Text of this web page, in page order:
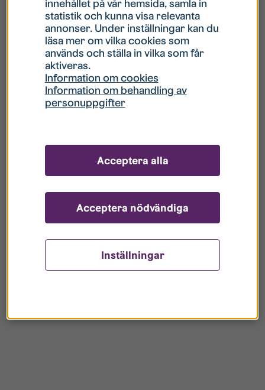
Hur gör jag om mitt konto är låst?
Hur gör jag när jag glömt mitt lösenord?
Vad innebär Gästkonto/Gästanvändare?
innehållet på vår hemsida, samla in
statistik och kunna visa relevanta
annonser. Under inställningar kan du
läsa mer om vilka cookies som
används och ställa in vilka som får
aktiveras.
Information om cookies
Information om behandling av
personuppgifter
Inställningar
Acceptera nödvändiga
Acceptera alla